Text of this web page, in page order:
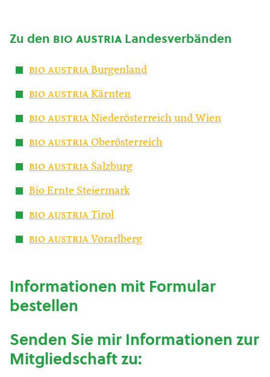
Zu den bio austria Landesverbänden
bio austria Burgenland
bio austria Kärnten
bio austria Niederösterreich und Wien
bio austria Oberösterreich
bio austria Salzburg
Bio Ernte Steiermark
bio austria Tirol
bio austria Vorarlberg
Informationen mit Formular
bestellen
Senden Sie mir Informationen zur
Mitgliedschaft zu: